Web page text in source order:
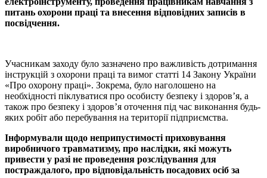
питань охорони праці та внесення відповідних записів в
посвідчення.
Учасникам заходу було зазначено про важливість дотримання
інструкцій з охорони праці та вимог статті 14 Закону України
«Про охорону праці». Зокрема, було наголошено на
необхідності піклуватися про особисту безпеку і здоров’я, а
також про безпеку і здоров’я оточення під час виконання будь-
яких робіт або перебування на території підприємства.
Інформували щодо неприпустимості приховування
виробничого травматизму, про наслідки, які можуть
привести у разі не проведення розслідування для
постраждалого, про відповідальність посадових осіб за